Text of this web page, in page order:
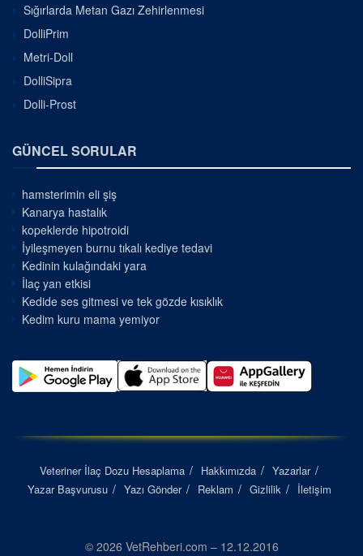
Sığırlarda Metan Gazı Zehirlenmesi
DolliPrim
Metri-Doll
DolliSipra
Dolli-Prost
GÜNCEL SORULAR
hamsterimin eli şiş
Kanarya hastalık
kopeklerde hipotroidi
İyileşmeyen burnu tıkalı kediye tedavi
Kedinin kulağındaki yara
İlaç yan etkisi
Kedide ses gitmesi ve tek gözde kısıklık
Kedim kuru mama yemiyor
Veteriner İlaç Dozu Hesaplama Hakkımızda
Yazarlar
Yazar Başvurusu
Yazı Gönder Reklam Gizlilik İletişim
© 2026 VetRehberi.com – 12.12.2016